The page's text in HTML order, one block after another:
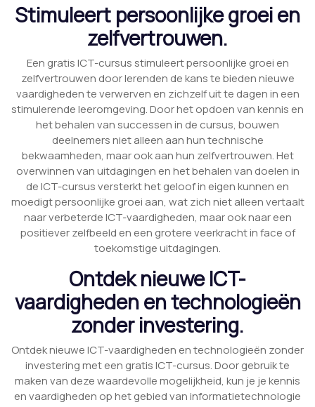
Stimuleert persoonlijke groei en
zelfvertrouwen.
Een gratis ICT-cursus stimuleert persoonlijke groei en
zelfvertrouwen door lerenden de kans te bieden nieuwe
vaardigheden te verwerven en zichzelf uit te dagen in een
stimulerende leeromgeving. Door het opdoen van kennis en
het behalen van successen in de cursus, bouwen
deelnemers niet alleen aan hun technische
bekwaamheden, maar ook aan hun zelfvertrouwen. Het
overwinnen van uitdagingen en het behalen van doelen in
de ICT-cursus versterkt het geloof in eigen kunnen en
moedigt persoonlijke groei aan, wat zich niet alleen vertaalt
naar verbeterde ICT-vaardigheden, maar ook naar een
positiever zelfbeeld en een grotere veerkracht in face of
toekomstige uitdagingen.
Ontdek nieuwe ICT-
vaardigheden en technologieën
zonder investering.
Ontdek nieuwe ICT-vaardigheden en technologieën zonder
investering met een gratis ICT-cursus. Door gebruik te
maken van deze waardevolle mogelijkheid, kun je je kennis
en vaardigheden op het gebied van informatietechnologie